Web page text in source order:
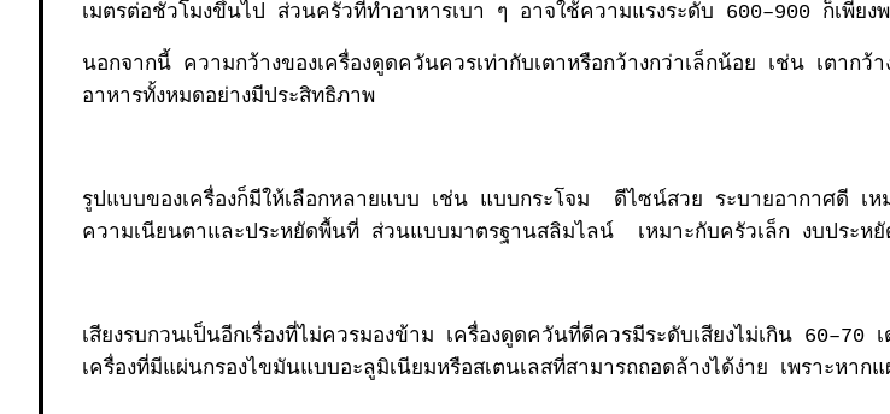
เมตรต่อชั่วโมงขึ้นไป ส่วนครัวที่ทำอาหารเบา ๆ อาจใช้ความแรงระดับ 600–900 ก็เพียง
นอกจากนี้ ความกว้างของเครื่องดูดควันควรเท่ากับเตาหรือกว้างกว่าเล็กน้อย เช่น เต
อาหารทั้งหมดอย่างมีประสิทธิภาพ
รูปแบบของเครื่องก็มีให้เลือกหลายแบบ เช่น แบบกระโจม ดีไซน์สวย ระบายอากาศดี เ
ความเนียนตาและประหยัดพื้นที่ ส่วนแบบมาตรฐานสลิมไลน์
เหมาะกับครัวเล็ก งบประห
เสียงรบกวนเป็นอีกเรื่องที่ไม่ควรมองข้าม เครื่องดูดควันที่ดีควรมีระดับเสียงไม่เกิน
เครื่องที่มีแผ่นกรองไขมันแบบอะลูมิเนียมหรือสเตนเลสที่สามารถถอดล้างได้ง่าย เพราะหา